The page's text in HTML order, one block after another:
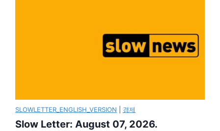
SLOWLETTER_ENGLISH_VERSION 경제
Slow Letter: August 07, 2026.